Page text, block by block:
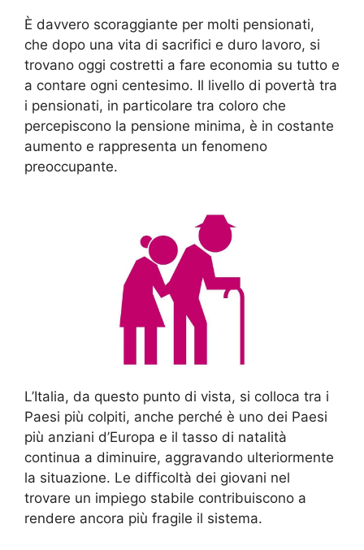
È davvero scoraggiante per molti pensionati,
che dopo una vita di sacrifici e duro lavoro, si
trovano oggi costretti a fare economia su tutto e
a contare ogni centesimo. Il livello di povertà tra
i pensionati, in particolare tra coloro che
percepiscono la pensione minima, è in costante
aumento e rappresenta un fenomeno
preoccupante.
L’Italia, da questo punto di vista, si colloca tra i
Paesi più colpiti, anche perché è uno dei Paesi
più anziani d’Europa e il tasso di natalità
continua a diminuire, aggravando ulteriormente
la situazione. Le difficoltà dei giovani nel
trovare un impiego stabile contribuiscono a
rendere ancora più fragile il sistema.